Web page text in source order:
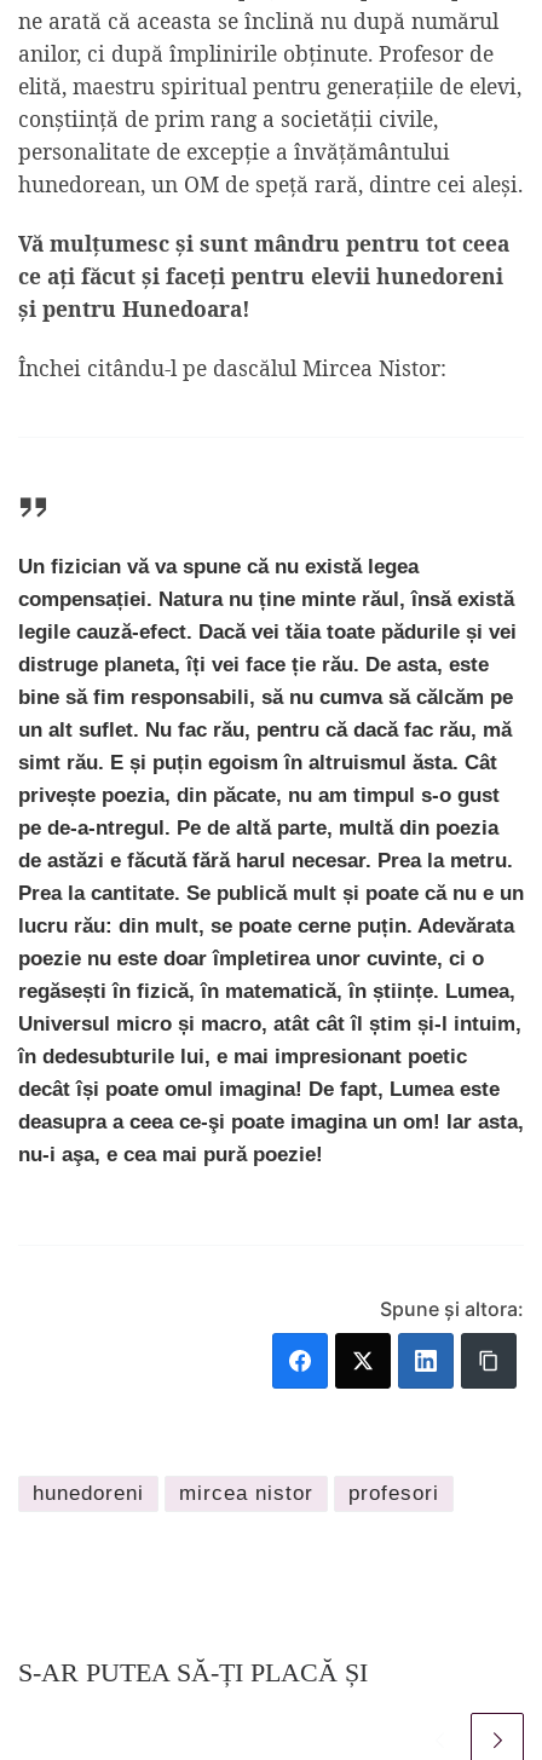
ne arată că aceasta se înclină nu după numărul
anilor, ci după împlinirile obținute. Profesor de
elită, maestru spiritual pentru generațiile de elevi,
conștiință de prim rang a societății civile,
personalitate de excepție a învățământului
hunedorean, un OM de speță rară, dintre cei aleși.
Vă mulțumesc și sunt mândru pentru tot ceea
ce ați făcut și faceți pentru elevii hunedoreni
și pentru Hunedoara!
Închei citându-lpe dascălul Mircea Nistor:
Un fizician vă va spune că nu există legea
compensației. Natura nu ține minte răul, însă există
legile cauză-efect. Dacă vei tăia toate pădurile și vei
distruge planeta, îți vei face ție rău. De asta, este
bine să fim responsabili, să nu cumva să călcăm pe
un alt suflet. Nu fac rău, pentru că dacă fac rău, mă
simt rău. E și puțin egoism în altruismul ăsta. Cât
privește poezia, din păcate, nu am timpul s-o gust
pe de-a-ntregul. Pe de altă parte, multă din poezia
de astăzi e făcută fără harul necesar. Prea la metru.
Prea la cantitate. Se publică mult și poate că nu e un
lucru rău: din mult, se poate cerne puțin. Adevărata
poezie nu este doar împletirea unor cuvinte, ci o
regăsești în fizică, în matematică, în științe. Lumea,
Universul micro și macro, atât cât îl știm și-l intuim,
în dedesubturile lui, e mai impresionant poetic
decât își poate omul imagina! De fapt, Lumea este
deasupra a ceea ce-şi poate imagina un om! Iar asta,
nu-i aşa, e cea mai pură poezie!
Spune și altora:
hunedoreni mircea nistor profesori
S-AR PUTEA SĂ-ȚI PLACĂ ȘI